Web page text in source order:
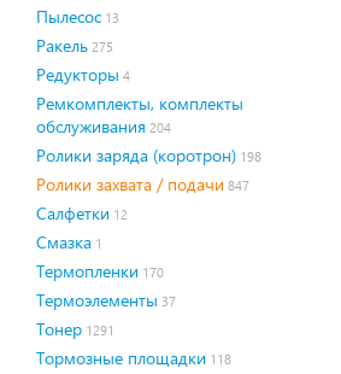
Пылесос 13
Ракель 275
Редукторы 4
Ремкомплекты, комплекты
обслуживания 204
Ролики заряда (коротрон) 198
Ролики захвата / подачи 847
Салфетки 12
Смазка 1
Термопленки 170
Термоэлементы 37
Тонер 1291
Тормозные площадки 118